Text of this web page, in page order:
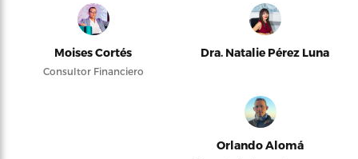
Moises Cortés
Consultor Financiero
Dra. Natalie Pérez Luna
Orlando Alomá